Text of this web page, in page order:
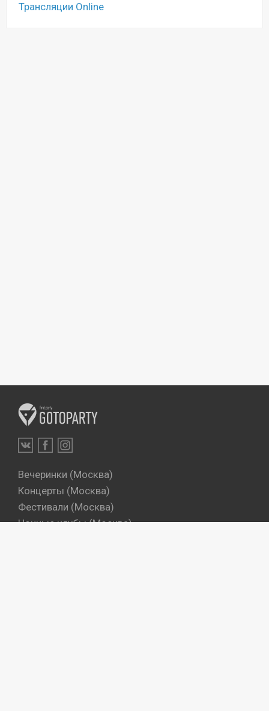
Трансляции Online
Вечеринки (Москва)
Концерты (Москва)
Фестивали (Москва)
Ночные клубы (Москва)